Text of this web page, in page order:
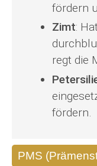
fördern
Zimt:
regt die
fördern.
PMS